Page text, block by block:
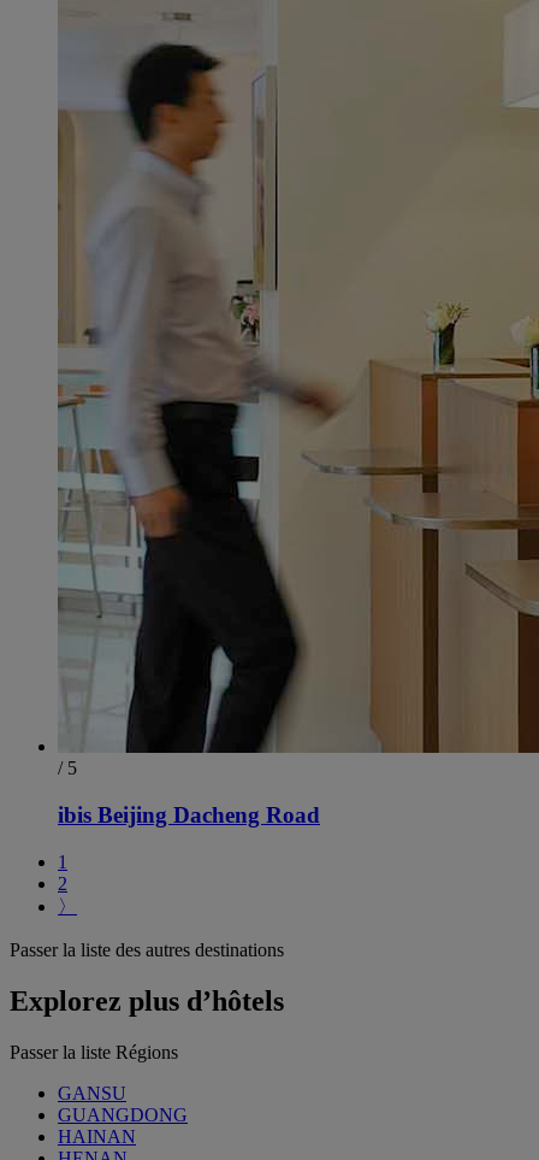
/ 5
ibis Beijing Dacheng Road
1
2
〉
Passer la liste des autres destinations
Explorez plus d’hôtels
Passer la liste Régions
GANSU
GUANGDONG
HAINAN